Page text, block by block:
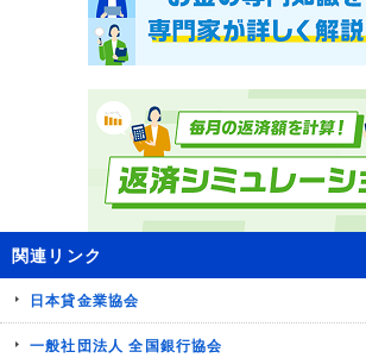
関連リンク
日本貸金業協会
一般社団法人 全国銀行協会